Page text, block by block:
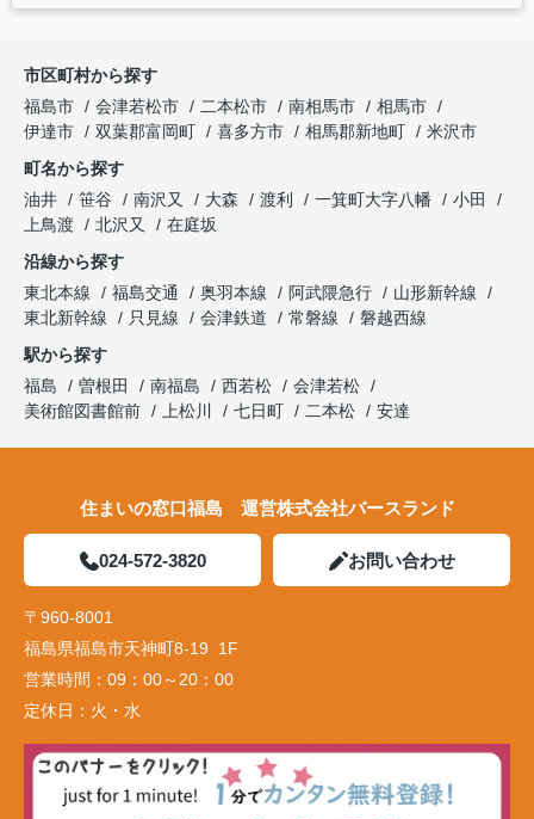
市区町村から探す
福島市
会津若松市 二本松市 南相馬市
相馬市
伊達市
双葉郡富岡町 喜多方市 相馬郡新地町
米沢市
町名から探す
油井
笹谷 南沢又 大森 渡利 一箕町大字八幡
小田
上鳥渡
北沢又
在庭坂
沿線から探す
東北本線
福島交通 奥羽本線 阿武隈急行
山形新幹線
東北新幹線
只見線 会津鉄道 常磐線
磐越西線
駅から探す
福島
曽根田 南福島 西若松
会津若松
美術館図書館前
上松川 七日町 二本松 安達
住まいの窓口福島 運営株式会社バースランド
024-572-3820 お問い合わせ
〒960-8001
福島県福島市天神町8-19 1F
営業時間： 09：00～20：00
定休日： 火・水